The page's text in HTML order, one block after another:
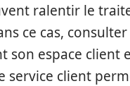
ralentir le
ce cas, consulter
son espace client
service client